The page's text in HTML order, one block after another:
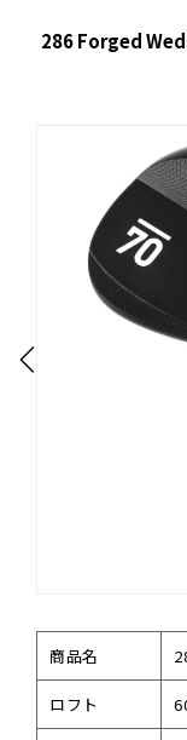
286 Forged
商品名
ロフト